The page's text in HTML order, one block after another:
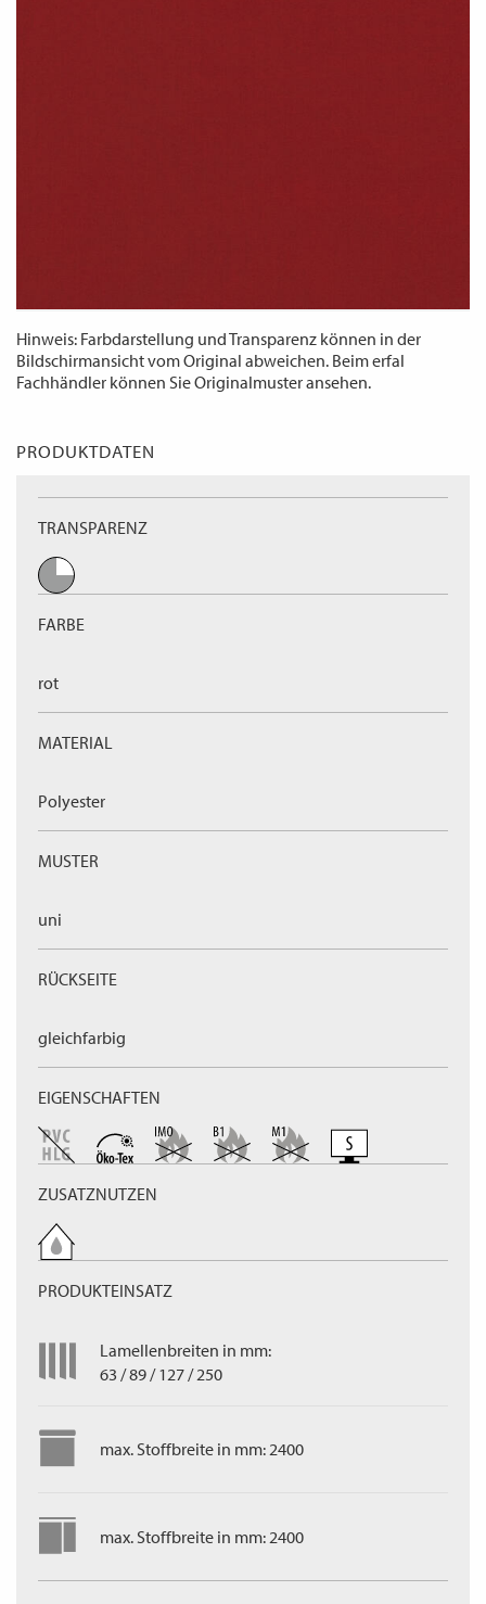
Hinweis: Farbdarstellung und Transparenz können in der
Bildschirmansicht vom Original abweichen. Beim erfal
Fachhändler können Sie Originalmuster ansehen.
PRODUKTDATEN
TRANSPARENZ
FARBE
rot
MATERIAL
Polyester
MUSTER
uni
RÜCKSEITE
gleichfarbig
EIGENSCHAFTEN
ZUSATZNUTZEN
PRODUKTEINSATZ
Lamellenbreiten in mm:
63 / 89 / 127 / 250
max. Stoffbreite in mm: 2400
max. Stoffbreite in mm: 2400